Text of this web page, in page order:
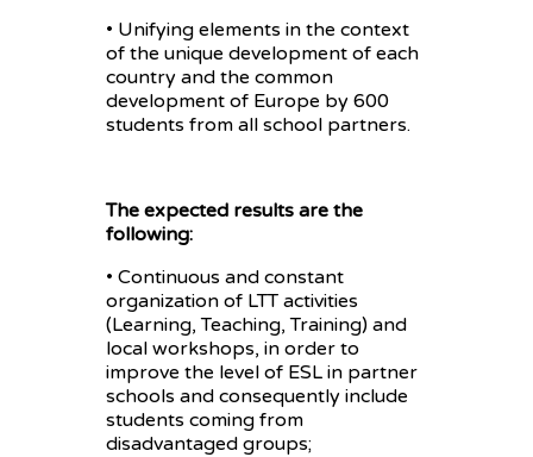
• Unifying elements in the context
of the unique development of each
country and the common
development of Europe by 600
students from all school partners.
The expected results are the
following:
• Continuous and constant
organization of LTT activities
(Learning, Teaching, Training) and
local workshops, in order to
improve the level of ESL in partner
schools and consequently include
students coming from
disadvantaged groups;